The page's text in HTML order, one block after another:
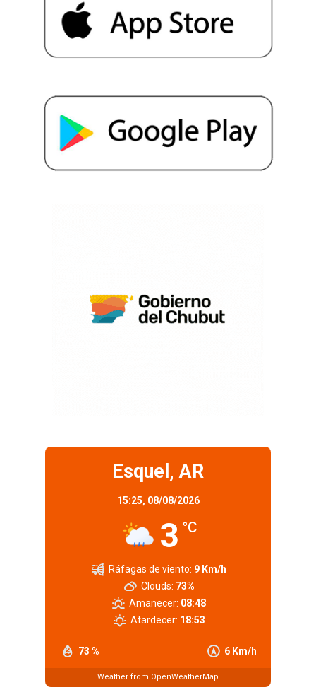
Esquel, AR
15:25, 08/08/2026
3 °C
73 % 6 Km/h
Ráfagas de viento: 9 Km/h
Clouds: 73%
Amanecer: 08:48
Atardecer: 18:53
Weather from OpenWeatherMap